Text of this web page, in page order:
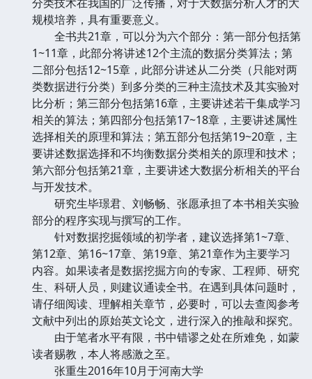
规模培养，具有重要意义。
全书共21章，可以分为六个部分：第一部分包括第
1~11章，此部分将讲述12个主流的数据分类算法；第
二部分包括12~15章，此部分讲述从二分类（只能对两
类数据进行分类）到多分类的三种主流技术及其实验对
比分析；第三部分包括第16章，主要讲述若干集成学习
相关的算法；第四部分包括第17~18章，主要讲述属性
选择相关的原理和算法；第五部分包括第19~20章，主
要讲述数据选择和不均衡数据分类相关的原理和技术；
第六部分包括第21章，主要讲述大数据分析相关的平台
与开发技术。
研究生毕璟君、刘畅畅、张愿承担了本书相关实验
部分的程序实现与撰写的工作。
针对数据挖掘领域的初学者，建议选择第1~7章、
第12章、第16~17章、第19章、第21章作为主要学习
内容。如果读者是数据挖掘方向的专家、工程师、研究
生、科研人员，则建议通读全书。在遇到具体问题时，
请仔细阅读、理解相关章节，必要时，可以去查阅参考
文献中列出的原始英文论文，进行深入的推敲和探究。
由于笔者水平有限，书中错谬之处在所难免，如蒙
读者赐教，本人将感激之至。
张重生2016年10月于河南大学